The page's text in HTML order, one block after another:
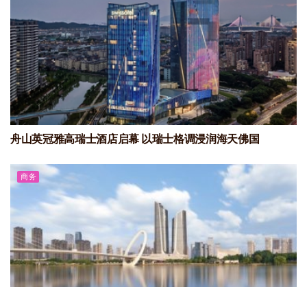
舟山英冠雅高瑞士酒店启幕 以瑞士格调浸润海天佛国
商务